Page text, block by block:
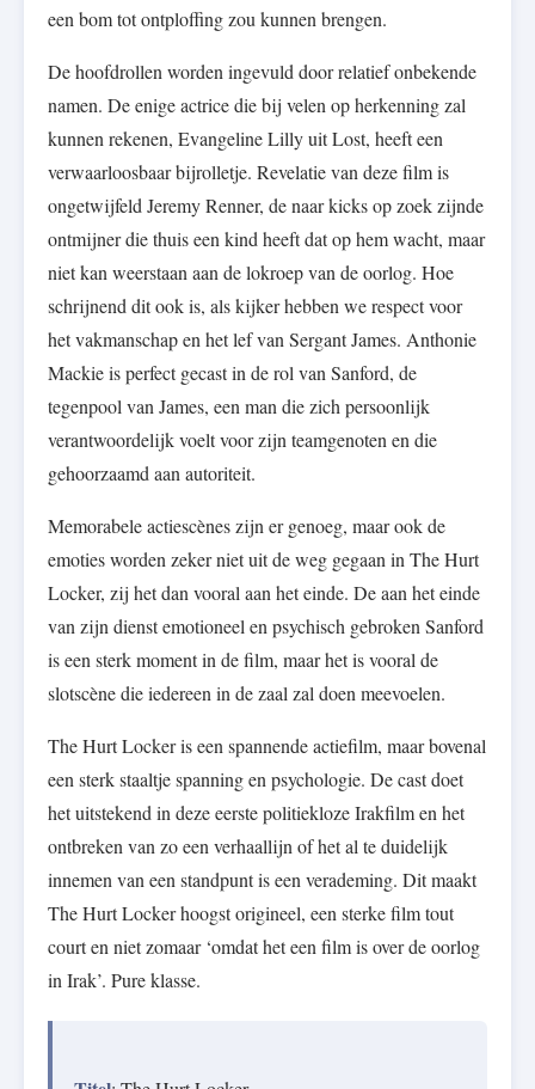
een bom tot ontploffing zou kunnen brengen.
De hoofdrollen worden ingevuld door relatief onbekende
namen. De enige actrice die bij velen op herkenning zal
kunnen rekenen, Evangeline Lilly uit Lost, heeft een
verwaarloosbaar bijrolletje. Revelatie van deze film is
ongetwijfeld Jeremy Renner, de naar kicks op zoek zijnde
ontmijner die thuis een kind heeft dat op hem wacht, maar
niet kan weerstaan aan de lokroep van de oorlog. Hoe
schrijnend dit ook is, als kijker hebben we respect voor
het vakmanschap en het lef van Sergant James. Anthonie
Mackie is perfect gecast in de rol van Sanford, de
tegenpool van James, een man die zich persoonlijk
verantwoordelijk voelt voor zijn teamgenoten en die
gehoorzaamd aan autoriteit.
Memorabele actiescènes zijn er genoeg, maar ook de
emoties worden zeker niet uit de weg gegaan in The Hurt
Locker, zij het dan vooral aan het einde. De aan het einde
van zijn dienst emotioneel en psychisch gebroken Sanford
is een sterk moment in de film, maar het is vooral de
slotscène die iedereen in de zaal zal doen meevoelen.
The Hurt Locker is een spannende actiefilm, maar bovenal
een sterk staaltje spanning en psychologie. De cast doet
het uitstekend in deze eerste politiekloze Irakfilm en het
ontbreken van zo een verhaallijn of het al te duidelijk
innemen van een standpunt is een verademing. Dit maakt
The Hurt Locker hoogst origineel, een sterke film tout
court en niet zomaar ‘omdat het een film is over de oorlog
in Irak’. Pure klasse.